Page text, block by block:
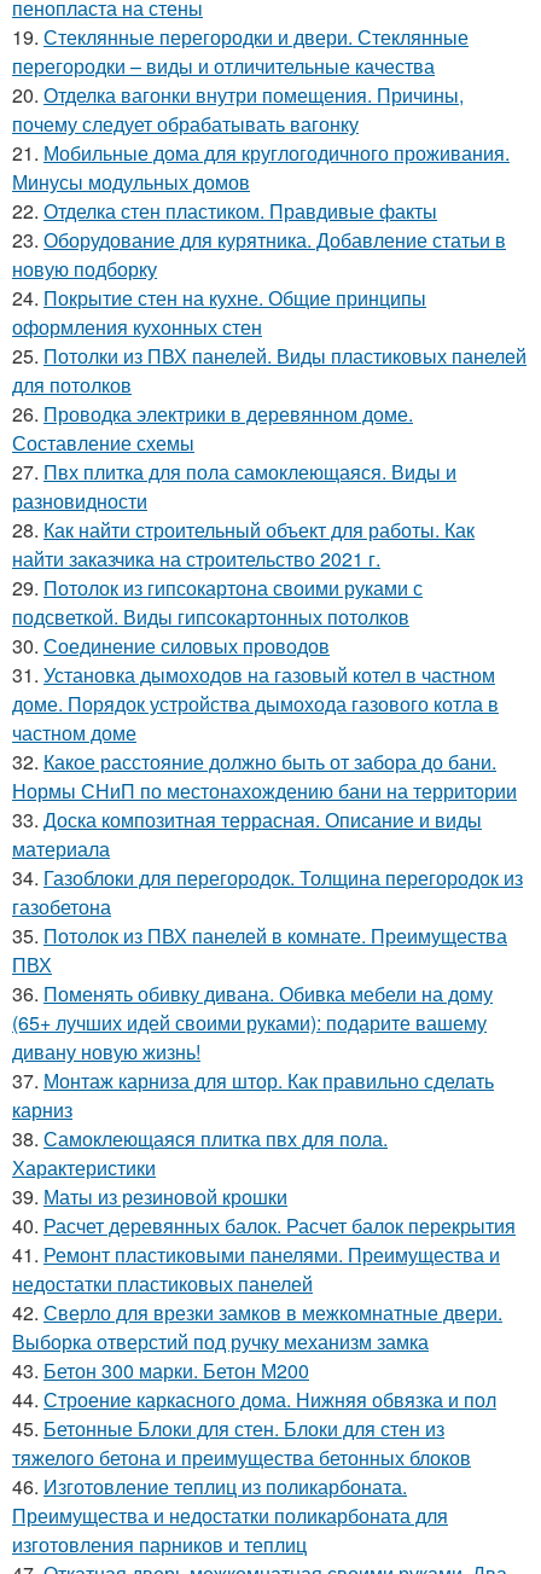
пенопласта на стены
19. Стеклянные перегородки и двери. Стеклянные
перегородки – виды и отличительные качества
20. Отделка вагонки внутри помещения. Причины,
почему следует обрабатывать вагонку
21. Мобильные дома для круглогодичного проживания.
Минусы модульных домов
22. Отделка стен пластиком. Правдивые факты
23. Оборудование для курятника. Добавление статьи в
новую подборку
24. Покрытие стен на кухне. Общие принципы
оформления кухонных стен
25. Потолки из ПВХ панелей. Виды пластиковых панелей
для потолков
26. Проводка электрики в деревянном доме.
Составление схемы
27. Пвх плитка для пола самоклеющаяся. Виды и
разновидности
28. Как найти строительный объект для работы. Как
найти заказчика на строительство 2021 г.
29. Потолок из гипсокартона своими руками с
подсветкой. Виды гипсокартонных потолков
30. Соединение силовых проводов
31. Установка дымоходов на газовый котел в частном
доме. Порядок устройства дымохода газового котла в
частном доме
32. Какое расстояние должно быть от забора до бани.
Нормы СНиП по местонахождению бани на территории
33. Доска композитная террасная. Описание и виды
материала
34. Газоблоки для перегородок. Толщина перегородок из
газобетона
35. Потолок из ПВХ панелей в комнате. Преимущества
ПВХ
36. Поменять обивку дивана. Обивка мебели на дому
(65+ лучших идей своими руками): подарите вашему
дивану новую жизнь!
37. Монтаж карниза для штор. Как правильно сделать
карниз
38. Самоклеющаяся плитка пвх для пола.
Характеристики
39. Маты из резиновой крошки
40. Расчет деревянных балок. Расчет балок перекрытия
41. Ремонт пластиковыми панелями. Преимущества и
недостатки пластиковых панелей
42. Сверло для врезки замков в межкомнатные двери.
Выборка отверстий под ручку механизм замка
43. Бетон 300 марки. Бетон М200
44. Строение каркасного дома. Нижняя обвязка и пол
45. Бетонные Блоки для стен. Блоки для стен из
тяжелого бетона и преимущества бетонных блоков
46. Изготовление теплиц из поликарбоната.
Преимущества и недостатки поликарбоната для
изготовления парников и теплиц